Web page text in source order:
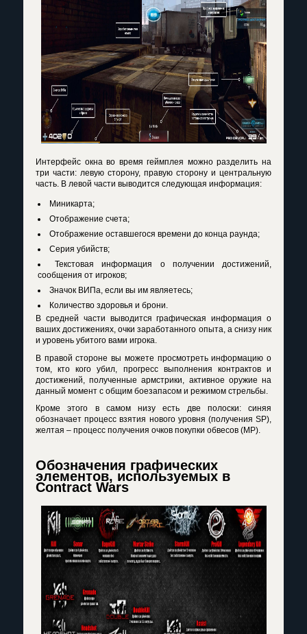
Интерфейс окна во время геймплея можно разделить на
три части: левую сторону, правую сторону и центральную
часть. В левой части выводится следующая информация:
Миникарта;
Отображение счета;
Отображение оставшегося времени до конца раунда;
Серия убийств;
Текстовая информация о получении достижений,
сообщения от игроков;
Значок ВИПа, если вы им являетесь;
Количество здоровья и брони.
В средней части выводится графическая информация о
ваших достижениях, очки заработанного опыта, а снизу ник
и уровень убитого вами игрока.
В правой стороне вы можете просмотреть информацию о
том, кто кого убил, прогресс выполнения контрактов и
достижений, полученные армстрики, активное оружие на
данный момент с общим боезапасом и режимом стрельбы.
Кроме этого в самом низу есть две полоски: синяя
обозначает процесс взятия нового уровня (получения SP),
желтая – процесс получения очков покупки обвесов (MP).
Обозначения графических
элементов, используемых в
Contract Wars